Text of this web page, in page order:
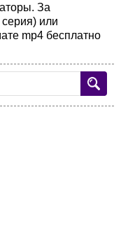
За
или
mp4 бесплатно